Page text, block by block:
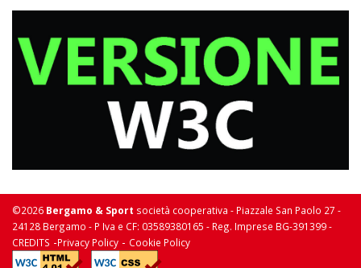
©2026 Bergamo & Sport società cooperativa - Piazzale San Paolo 27 -
24128 Bergamo - P Iva e CF: 03589380165 - Reg. Imprese BG-391399 -
CREDITS -Privacy Policy - Cookie Policy